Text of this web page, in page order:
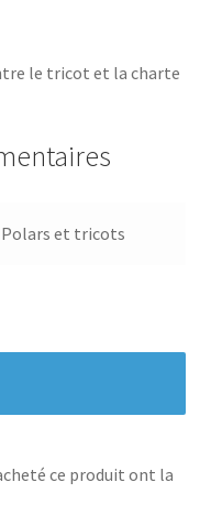
le tricot et la charte
Polars et tricots
ce produit ont la